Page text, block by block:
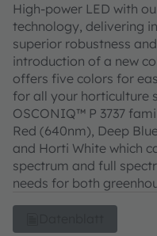
High-power LED with
technology, delivering
superior robustness
introduction of a new
offers five colors for
for all your horticulture
OSCONIQ™ P 3737
Red (640nm), Deep
and Horti White which
spectrum and full
needs for both